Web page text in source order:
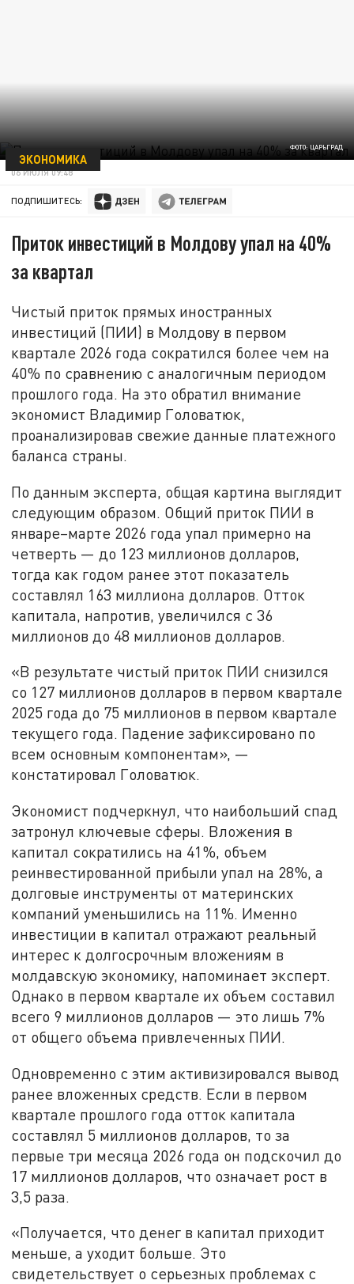
ФОТО: ЦАРЬГРАД
ЭКОНОМИКА
06 ИЮЛЯ 09:48
ПОДПИШИТЕСЬ:
Приток инвестиций в Молдову упал на 40%
за квартал
Чистый приток прямых иностранных
инвестиций (ПИИ) в Молдову в первом
квартале 2026 года сократился более чем на
40% по сравнению с аналогичным периодом
прошлого года. На это обратил внимание
экономист Владимир Головатюк,
проанализировав свежие данные платежного
баланса страны.
По данным эксперта, общая картина выглядит
следующим образом. Общий приток ПИИ в
январе–марте 2026 года упал примерно на
четверть — до 123 миллионов долларов,
тогда как годом ранее этот показатель
составлял 163 миллиона долларов. Отток
капитала, напротив, увеличился с 36
миллионов до 48 миллионов долларов.
«В результате чистый приток ПИИ снизился
со 127 миллионов долларов в первом квартале
2025 года до 75 миллионов в первом квартале
текущего года. Падение зафиксировано по
всем основным компонентам», —
констатировал Головатюк.
Экономист подчеркнул, что наибольший спад
затронул ключевые сферы. Вложения в
капитал сократились на 41%, объем
реинвестированной прибыли упал на 28%, а
долговые инструменты от материнских
компаний уменьшились на 11%. Именно
инвестиции в капитал отражают реальный
интерес к долгосрочным вложениям в
молдавскую экономику, напоминает эксперт.
Однако в первом квартале их объем составил
всего 9 миллионов долларов — это лишь 7%
от общего объема привлеченных ПИИ.
Одновременно с этим активизировался вывод
ранее вложенных средств. Если в первом
квартале прошлого года отток капитала
составлял 5 миллионов долларов, то за
первые три месяца 2026 года он подскочил до
17 миллионов долларов, что означает рост в
3,5 раза.
«Получается, что денег в капитал приходит
меньше, а уходит больше. Это
свидетельствует о серьезных проблемах с